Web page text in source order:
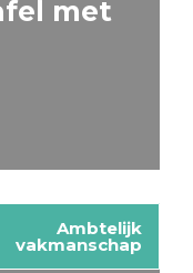
met
Ambtelijk
vakmanschap